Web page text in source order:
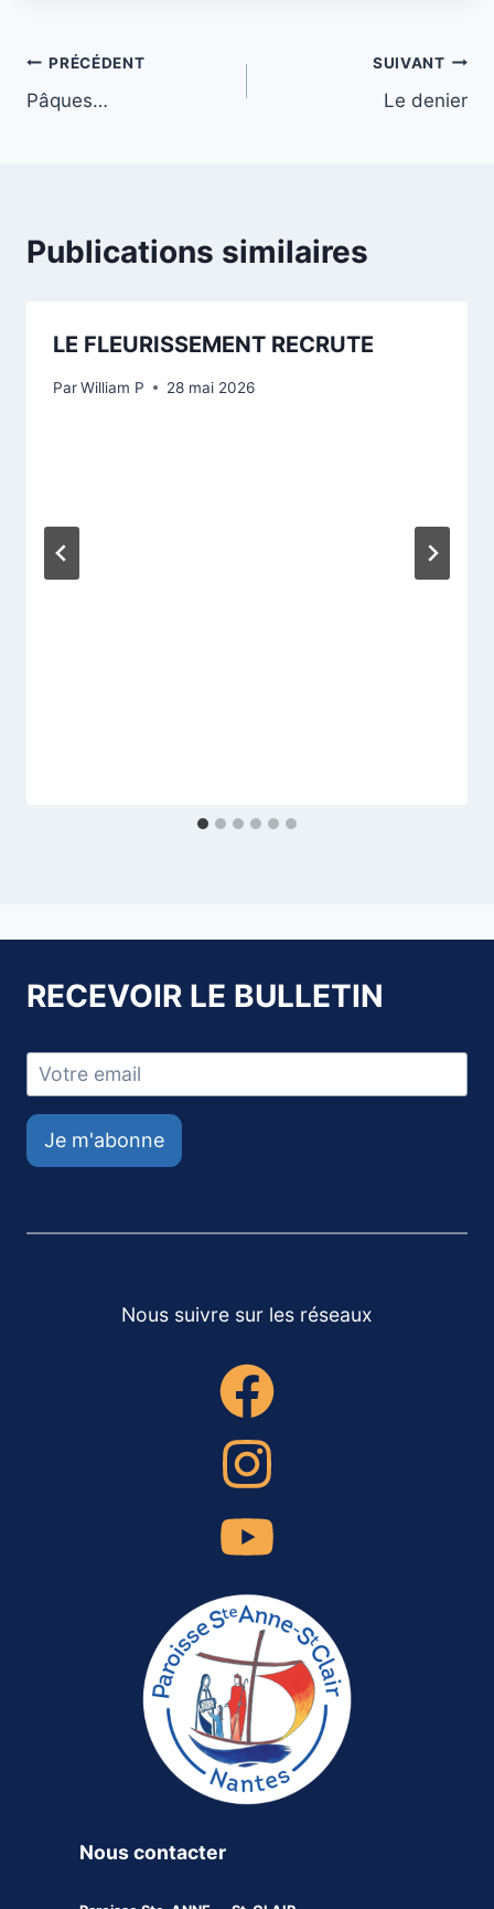
Navigation
de
PRÉCÉDENT
Pâques…
SUIVANT
Le denier
Publications similaires
LE FLEURISSEMENT RECRUTE
ParWilliam P 28 mai 2026
RECEVOIR LE BULLETIN
Je m'abonne
Nous suivre sur les réseaux
Nous contacter